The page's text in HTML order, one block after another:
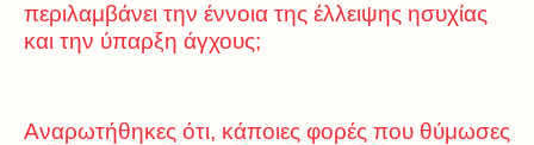
περιλαμβάνει την έννοια της έλλειψης ησυχίας
και την ύπαρξη άγχους;
Αναρωτήθηκες ότι, κάποιες φορές που θύμωσες